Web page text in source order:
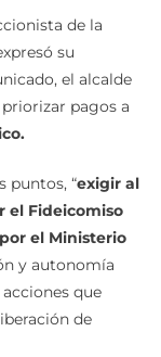
de la
su
el alcalde
pagos a
puntos, “exigir al
el Fideicomiso
el Ministerio
y autonomía
que
de